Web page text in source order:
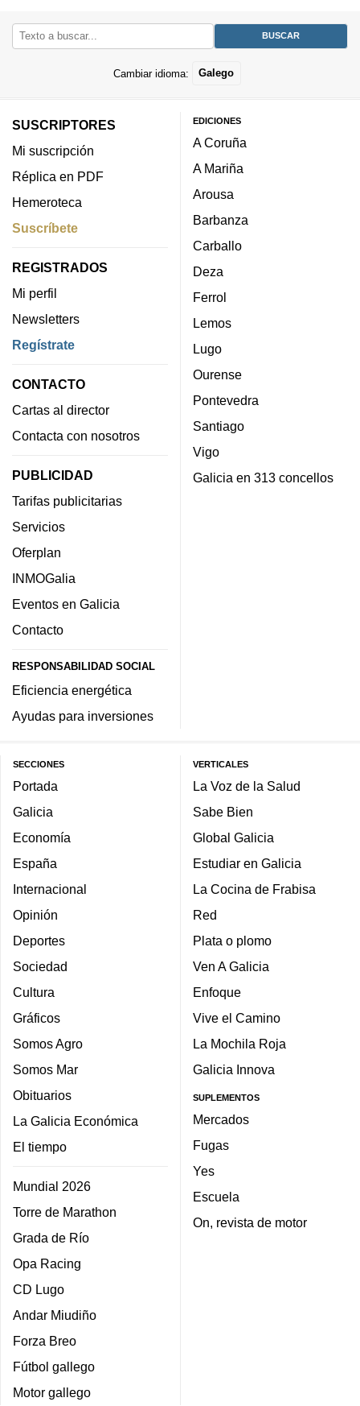
Cambiar idioma: Galego
SUSCRIPTORES
Mi suscripción
Réplica en PDF
Hemeroteca
Suscríbete
REGISTRADOS
Mi perfil
Newsletters
Regístrate
CONTACTO
Cartas al director
Contacta con nosotros
PUBLICIDAD
Tarifas publicitarias
Servicios
Oferplan
INMOGalia
Eventos en Galicia
Contacto
RESPONSABILIDAD SOCIAL
Eficiencia energética
Ayudas para inversiones
EDICIONES
A Coruña
A Mariña
Arousa
Barbanza
Carballo
Deza
Ferrol
Lemos
Lugo
Ourense
Pontevedra
Santiago
Vigo
Galicia en 313 concellos
SECCIONES
Portada
Galicia
Economía
España
Internacional
Opinión
Deportes
Sociedad
Cultura
Gráficos
Somos Agro
Somos Mar
Obituarios
La Galicia Económica
El tiempo
Mundial 2026
Torre de Marathon
Grada de Río
Opa Racing
CD Lugo
Andar Miudiño
Forza Breo
Fútbol gallego
Motor gallego
VERTICALES
La Voz de la Salud
Sabe Bien
Global Galicia
Estudiar en Galicia
La Cocina de Frabisa
Red
Plata o plomo
Ven A Galicia
Enfoque
Vive el Camino
La Mochila Roja
Galicia Innova
SUPLEMENTOS
Mercados
Fugas
Yes
Escuela
On, revista de motor